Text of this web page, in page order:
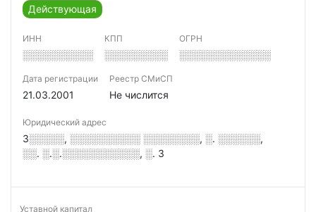
Действующая
ИНН
░░░░░░░░░░
КПП
░░░░░░░░░
ОГРН
░░░░░░░░░░░░░
Дата регистрации
21.03.2001
Реестр СМиСП
Не числится
Юридический адрес
3░░░░░, ░░░░░░░░░░ ░░░░░░░░, ░. ░░░░░░,
░░. ░.░.░░░░░░░░░░░, ░. 3
Уставной капитал